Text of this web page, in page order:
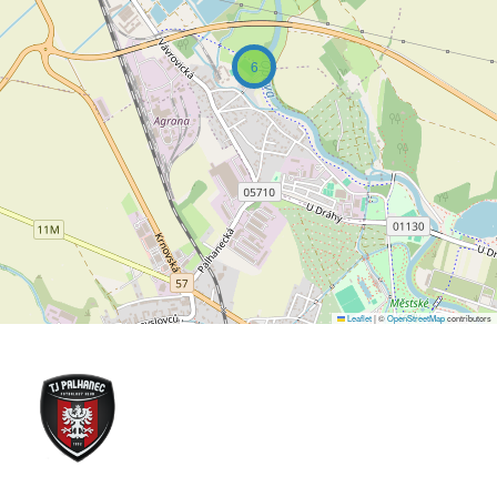
6
Leaflet|©OpenStreetMapcontributors